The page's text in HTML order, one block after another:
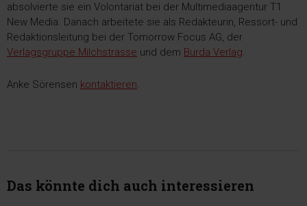
absolvierte sie ein Volontariat bei der Multimediaagentur T1
New Media. Danach arbeitete sie als Redakteurin, Ressort- und
Redaktionsleitung bei der Tomorrow Focus AG, der
Verlagsgruppe Milchstrasse und dem Burda Verlag.
Anke Sörensen kontaktieren
Das könnte dich auch interessieren